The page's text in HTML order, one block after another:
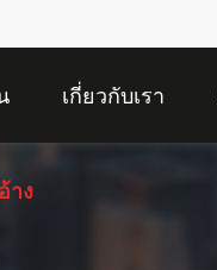
เกี่ยวกับเรา
าง